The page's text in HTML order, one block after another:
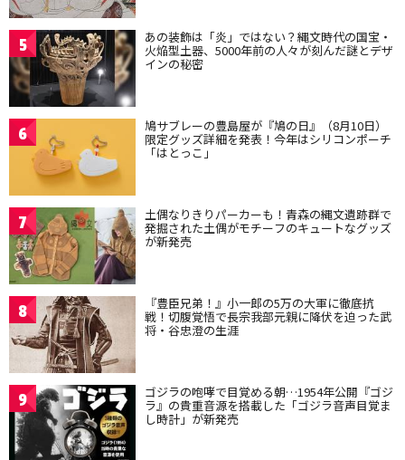
5 あの装飾は「炎」ではない？縄文時代の国宝・
火焔型土器、5000年前の人々が刻んだ謎とデザ
インの秘密
6 鳩サブレーの豊島屋が『鳩の日』（8月10日）
限定グッズ詳細を発表！今年はシリコンポーチ
「はとっこ」
7 土偶なりきりパーカーも！青森の縄文遺跡群で
発掘された土偶がモチーフのキュートなグッズ
が新発売
8 『豊臣兄弟！』小一郎の5万の大軍に徹底抗
戦！切腹覚悟で長宗我部元親に降伏を迫った武
将・谷忠澄の生涯
9 ゴジラの咆哮で目覚める朝…1954年公開『ゴジ
ラ』の貴重音源を搭載した「ゴジラ音声目覚ま
し時計」が新発売